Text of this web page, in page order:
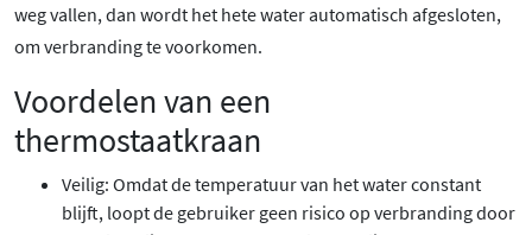
weg vallen, dan wordt het hete water automatisch afgesloten,
om verbranding te voorkomen.
Voordelen van een
thermostaatkraan
Veilig: Omdat de temperatuur van het water constant
blijft, loopt de gebruiker geen risico op verbranding door